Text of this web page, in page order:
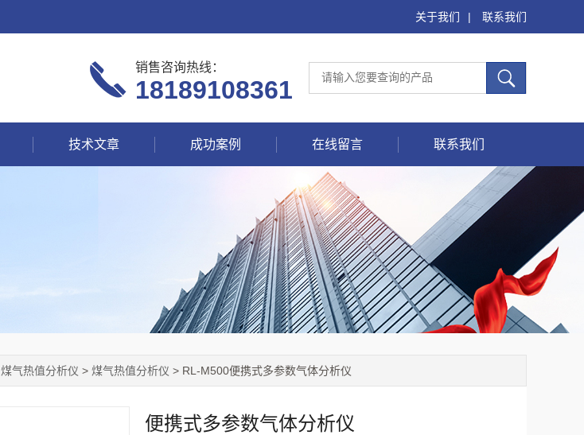
关于我们 | 联系我们
销售咨询热线：
18189108361
技术文章 成功案例 在线留言 联系我们
煤气热值分析仪 > 煤气热值分析仪 > RL-M500便携式多参数气体分析仪
便携式多参数气体分析仪